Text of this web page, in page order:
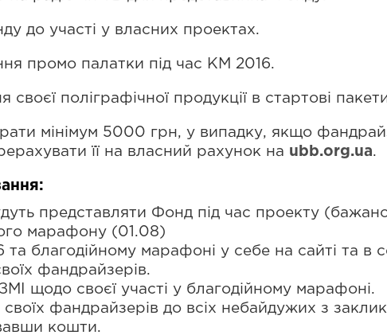
до участі у власних проектах.
промо палатки під час KM 2016.
поліграфічної продукції в стартові
мінімум 5000 грн, у випадку, якщо
її на власний рахунок на ubb.org.ua.
представляти Фонд під час проекту
марафону (01.08)
благодійному марафоні у себе на сайті та в
фандрайзерів.
щодо своєї участі у благодійному марафоні.
фандрайзерів до всіх небайдужих з
кошти.